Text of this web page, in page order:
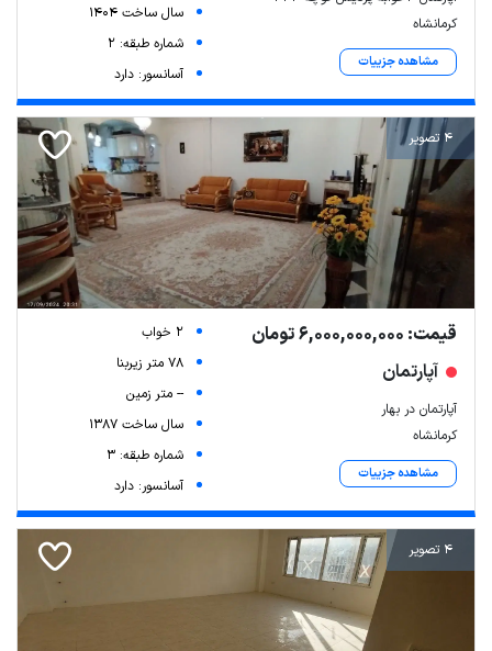
کرمانشاه
مشاهده جزییات
سال ساخت 1404
شماره طبقه: 2
آسانسور: دارد
4 تصویر
قیمت: 6,000,000,000 تومان
آپارتمان
آپارتمان در بهار
کرمانشاه
مشاهده جزییات
2 خواب
78 متر زیربنا
-- متر زمین
سال ساخت 1387
شماره طبقه: 3
آسانسور: دارد
4 تصویر